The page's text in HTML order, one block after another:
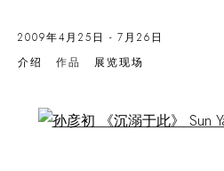
2009年4月25日 - 7月26日
介绍
作品 展览现场
Open a larger version of the